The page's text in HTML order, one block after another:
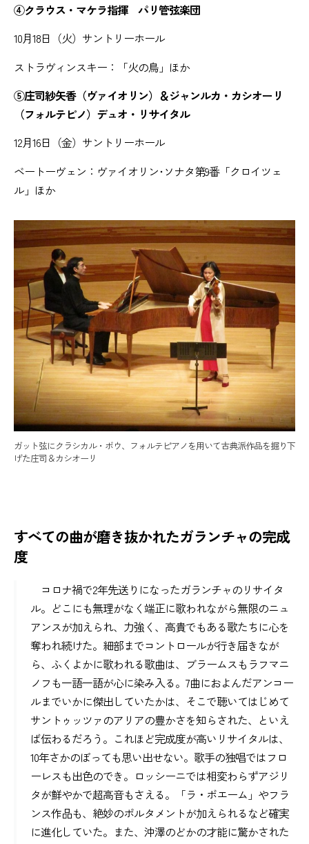
④クラウス・マケラ指揮 パリ管弦楽団
10月18日（火）サントリーホール
ストラヴィンスキー：「火の鳥」ほか
⑤庄司紗矢香（ヴァイオリン）＆ジャンルカ・カシオーリ
（フォルテピノ）デュオ・リサイタル
12月16日（金）サントリーホール
ベートーヴェン：ヴァイオリン･ソナタ第9番「クロイツェ
ル」ほか
ガット弦にクラシカル・ボウ、フォルテピアノを用いて古典派作品を掘り下
げた庄司＆カシオーリ
すべての曲が磨き抜かれたガランチャの完成
度
コロナ禍で2年先送りになったガランチャのリサイタ
ル。どこにも無理がなく端正に歌われながら無限のニュ
アンスが加えられ、力強く、高貴でもある歌たちに心を
奪われ続けた。細部までコントロールが行き届きなが
ら、ふくよかに歌われる歌曲は、ブラームスもラフマニ
ノフも一語一語が心に染み入る。7曲におよんだアンコー
ルまでいかに傑出していたかは、そこで聴いてはじめて
サントゥッツァのアリアの豊かさを知らされた、といえ
ば伝わるだろう。これほど完成度が高いリサイタルは、
10年さかのぼっても思い出せない。歌手の独唱ではフロ
ーレスも出色のでき。ロッシーニでは相変わらずアジリ
タが鮮やかで超高音もさえる。「ラ・ボエーム」やフラ
ンス作品も、絶妙のポルタメントが加えられるなど確実
に進化していた。また、沖澤のどかの才能に驚かされた